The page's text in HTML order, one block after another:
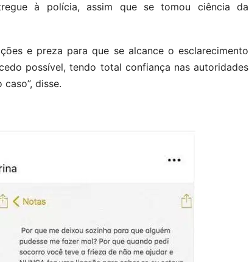
à polícia, assim que se tomou ciência da
e preza para que se alcance o esclarecimento
possível, tendo total confiança nas autoridades
disse.